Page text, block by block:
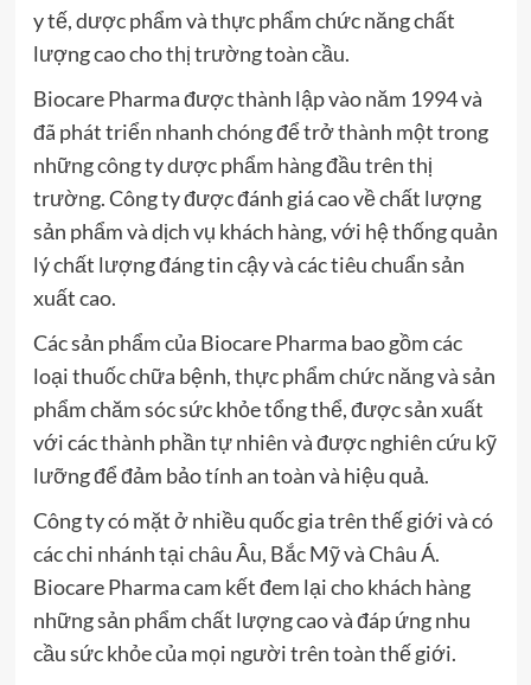
y tế, dược phẩm và thực phẩm chức năng chất
lượng cao cho thị trường toàn cầu.
Biocare Pharma được thành lập vào năm 1994 và
đã phát triển nhanh chóng để trở thành một trong
những công ty dược phẩm hàng đầu trên thị
trường. Công ty được đánh giá cao về chất lượng
sản phẩm và dịch vụ khách hàng, với hệ thống quản
lý chất lượng đáng tin cậy và các tiêu chuẩn sản
xuất cao.
Các sản phẩm của Biocare Pharma bao gồm các
loại thuốc chữa bệnh, thực phẩm chức năng và sản
phẩm chăm sóc sức khỏe tổng thể, được sản xuất
với các thành phần tự nhiên và được nghiên cứu kỹ
lưỡng để đảm bảo tính an toàn và hiệu quả.
Công ty có mặt ở nhiều quốc gia trên thế giới và có
các chi nhánh tại châu Âu, Bắc Mỹ và Châu Á.
Biocare Pharma cam kết đem lại cho khách hàng
những sản phẩm chất lượng cao và đáp ứng nhu
cầu sức khỏe của mọi người trên toàn thế giới.